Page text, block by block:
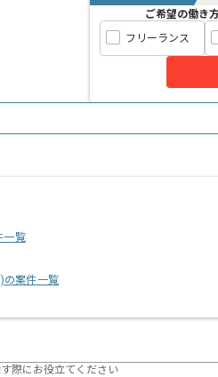
ご希望の働き
フリーランス
一覧
の案件一覧
際にお役立てください